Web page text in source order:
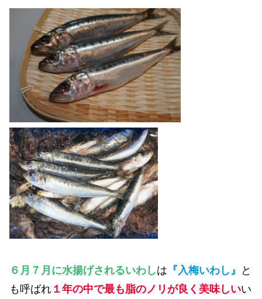
６月７月に水揚げされるいわしは 『入梅いわし』
と
も呼ばれ １年の中で最も脂のノリが良く美味しいい